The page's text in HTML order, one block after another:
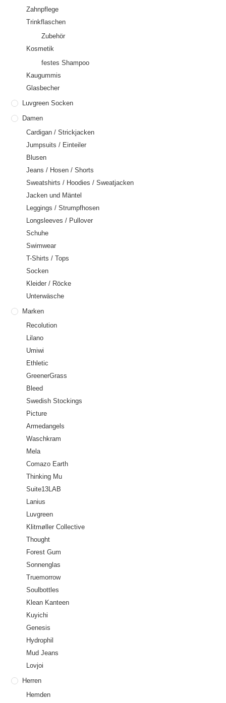
Zahnpflege
Trinkflaschen
Zubehör
Kosmetik
festes Shampoo
Kaugummis
Glasbecher
Luvgreen Socken
Damen
Cardigan / Strickjacken
Jumpsuits / Einteiler
Blusen
Jeans / Hosen / Shorts
Sweatshirts / Hoodies / Sweatjacken
Jacken und Mäntel
Leggings / Strumpfhosen
Longsleeves / Pullover
Schuhe
Swimwear
T-Shirts / Tops
Socken
Kleider / Röcke
Unterwäsche
Marken
Recolution
Lilano
Umiwi
Ethletic
GreenerGrass
Bleed
Swedish Stockings
Picture
Armedangels
Waschkram
Mela
Comazo Earth
Thinking Mu
Suite13LAB
Lanius
Luvgreen
Klitmøller Collective
Thought
Forest Gum
Sonnenglas
Truemorrow
Soulbottles
Klean Kanteen
Kuyichi
Genesis
Hydrophil
Mud Jeans
Lovjoi
Herren
Hemden